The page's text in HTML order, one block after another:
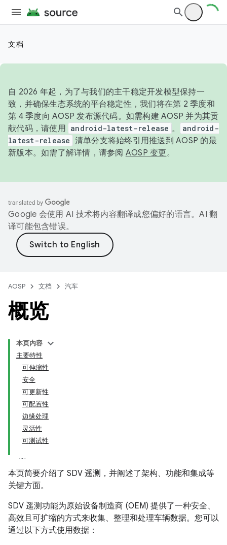
文档
自 2026 年起，为了与我们的主干稳定开发模型保持一
致，并确保生态系统的平台稳定性，我们将在第 2 季度和
第 4 季度向 AOSP 发布源代码。如需构建 AOSP 并为其贡
献代码，请使用 android-latest-release 。
android-
latest-release 清单分支将始终引用推送到 AOSP 的最
新版本。如需了解详情，请参阅 AOSP 变更。
Google 会使用 AI 技术将内容翻译成您偏好的语言。AI 翻
译可能包含错误。
AOSP 文档 汽车
概览
本页内容
主要特性
可伸缩性
安全
可更新性
可配置性
边缘处理
灵活性
可测试性
本页简要介绍了 SDV 遥测，并阐述了架构、功能和集成等
关键方面。
SDV 遥测功能为原始设备制造商 (OEM) 提供了一种安全、
高效且可扩缩的方式来收集、整理和处理车辆数据。您可以
通过以下方式使用数据：